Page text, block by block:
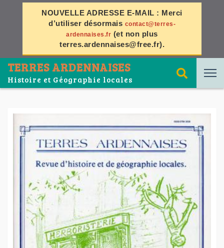
NOUVELLE ADRESSE E-MAIL : Merci
d’utiliser désormais contact@terres-
ardennaises.fr (et non plus
terres.ardennaises@free.fr).
TERRES ARDENNAISES
Histoire et Géographie locales